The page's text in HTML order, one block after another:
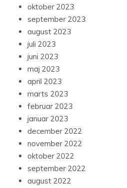
oktober 2023
september 2023
august 2023
juli 2023
juni 2023
maj 2023
april 2023
marts 2023
februar 2023
januar 2023
december 2022
november 2022
oktober 2022
september 2022
august 2022